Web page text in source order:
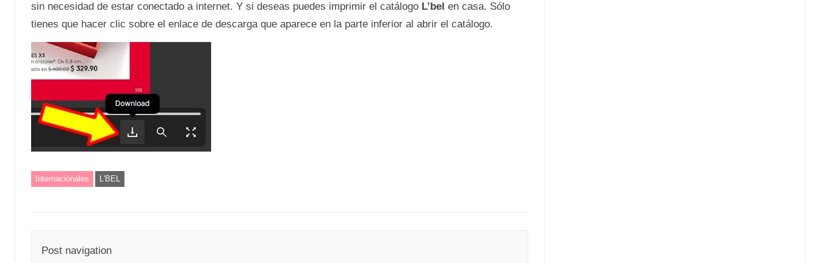
sin necesidad de estar conectado a internet. Y si deseas puedes imprimir el catálogo L’bel en casa. Sólo
tienes que hacer clic sobre el enlace de descarga que aparece en la parte inferior al abrir el catálogo.
Internacionales L'BEL
Post navigation